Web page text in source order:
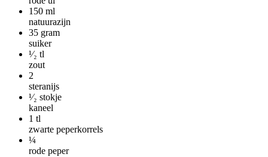
150 ml
natuurazijn
35 gram
suiker
¹⁄₂ tl
zout
2
steranijs
¹⁄₂ stokje
kaneel
1 tl
zwarte peperkorrels
¼
rode peper